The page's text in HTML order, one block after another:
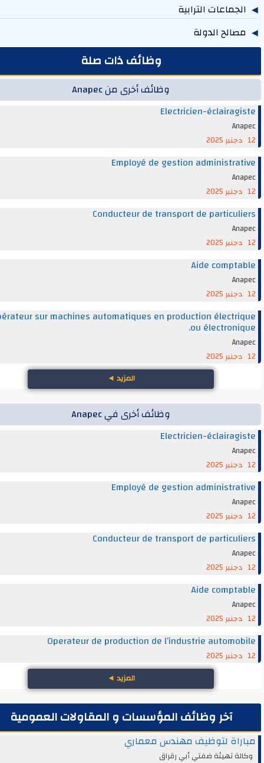
الترابية
الدولة
وظائف ذات صلة
وظائف أخرى من Anapec
Electricien-
Employé de gestion
Conducteur de transport de
Aide
Opérateur sur machines automatiques en production
ou
◄
وظائف أخرى في Anapec
Electricien-
Employé de gestion
Conducteur de transport de
Aide
Operateur de production de l’industrie
◄
آخر وظائف المؤسسات و المقاولات العمومية
لتوظيف مهندس معماري
تهيئة ضفتي أبي رقراق